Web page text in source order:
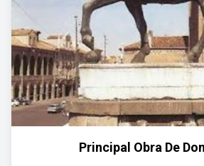
Principal Obra De